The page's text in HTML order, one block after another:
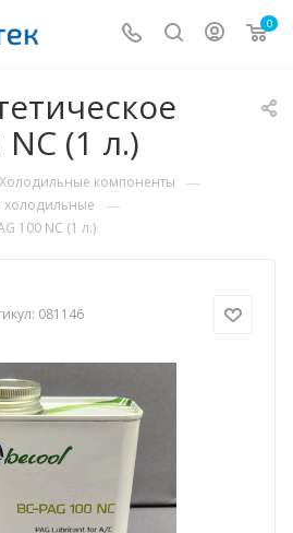
0
NC (1 л.)
Холодильные компоненты —
холодильные —
100 NC (1 л.)
081146